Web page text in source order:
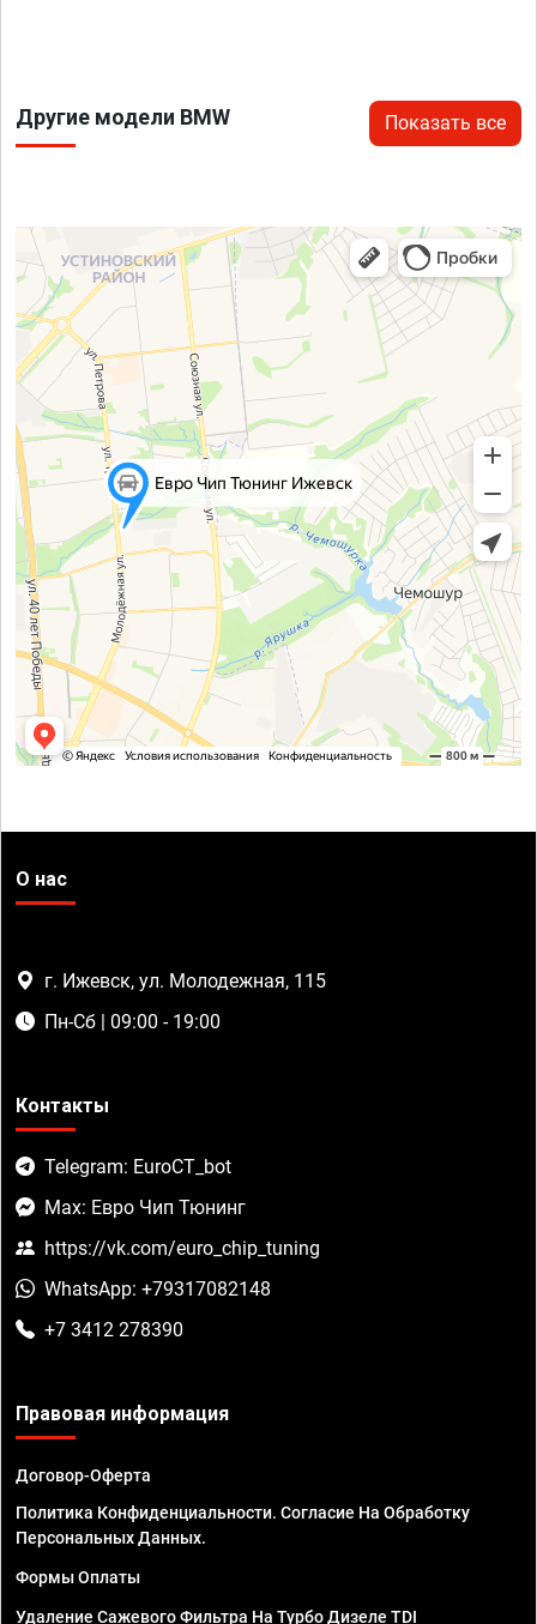
Другие модели BMW Показать все
О нас
г. Ижевск, ул. Молодежная, 115
Пн-Сб | 09:00 - 19:00
Контакты
Telegram: EuroCT_bot
Max: Евро Чип Тюнинг
https://vk.com/euro_chip_tuning
WhatsApp: +79317082148
+7 3412 278390
Правовая информация
Договор-Оферта
Политика Конфиденциальности. Согласие На Обработку
Персональных Данных.
Формы Оплаты
Удаление Сажевого Фильтра На Турбо Дизеле TDI